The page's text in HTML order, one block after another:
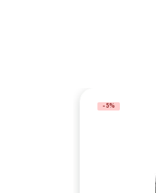
-5%